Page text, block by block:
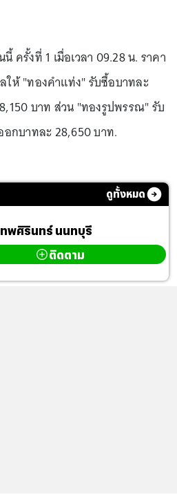
ครั้งที่ 1 เมื่อเวลา 09.28 น. ราคา
ให้ "ทองคำแท่ง" รับซื้อบาทละ
บาท ส่วน "ทองรูปพรรณ" รับ
อกบาทละ 28,650 บาท.
ดูทั้งหมด
ทพศิรินทร์ นนทบุรี
ติดตาม